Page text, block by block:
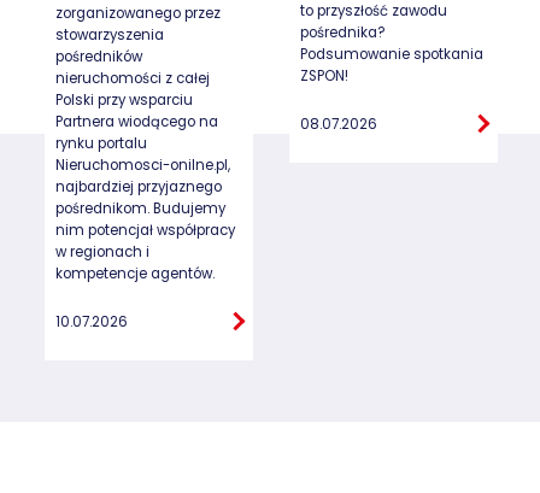
zorganizowanego przez
stowarzyszenia
pośredników
nieruchomości z całej
Polski przy wsparciu
Partnera wiodącego na
rynku portalu
Nieruchomosci-onilne.pl,
najbardziej przyjaznego
pośrednikom. Budujemy
nim potencjał współpracy
w regionach i
kompetencje agentów.
10.07.2026
to przyszłość zawodu
pośrednika?
Podsumowanie spotkania
ZSPON!
08.07.2026